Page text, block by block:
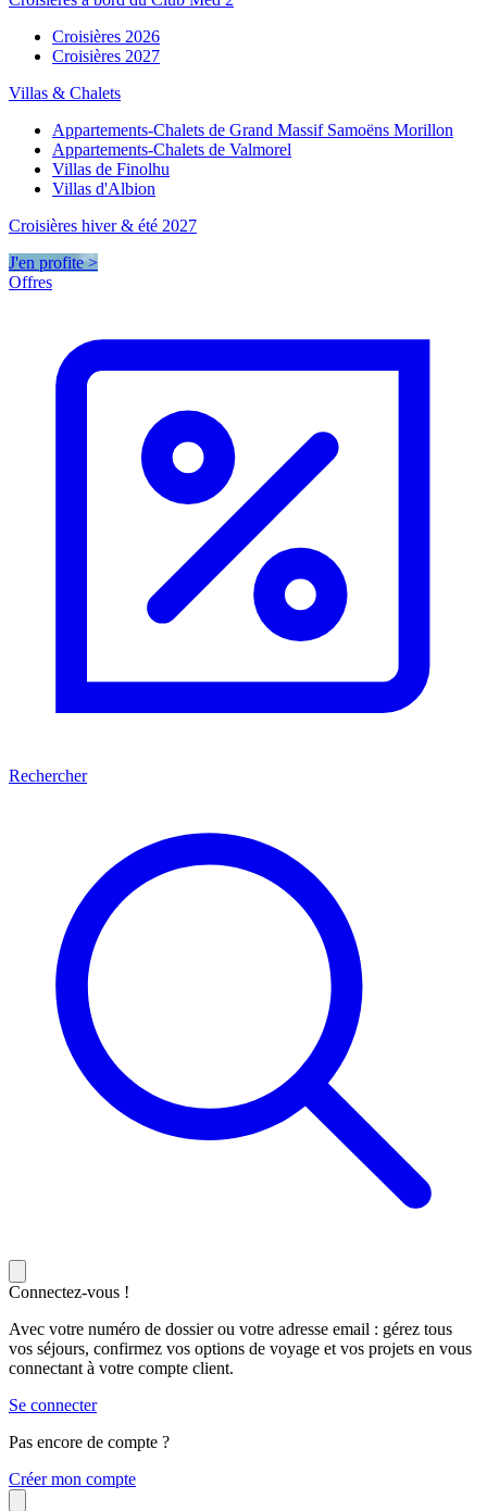
Croisières 2026
Croisières 2027
Villas & Chalets
Appartements-Chalets de Grand Massif Samoëns Morillon
Appartements-Chalets de Valmorel
Villas de Finolhu
Villas d'Albion
Croisières hiver & été 2027
J'en profite >
Offres
Rechercher
Connectez-vous !
Avec votre numéro de dossier ou votre adresse email : gérez tous
vos séjours, confirmez vos options de voyage et vos projets en vous
connectant à votre compte client.
Se connecter
Pas encore de compte ?
Créer mon compte